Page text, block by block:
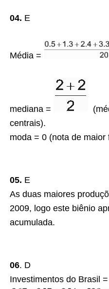
04. E
Média =
mediana =
centrais).
moda = 0 (nota de maior
05. E
As duas maiores
2009, logo este biênio
acumulada.
06. D
Investimentos do Brasil =